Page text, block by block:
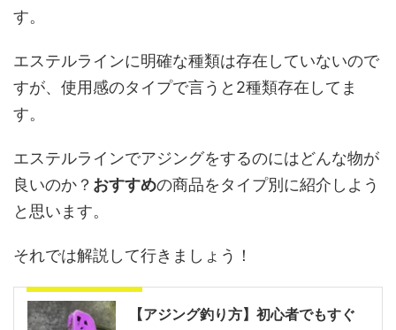
す。
エステルラインに明確な種類は存在していないので
すが、使用感のタイプで言うと2種類存在してま
す。
エステルラインでアジングをするのにはどんな物が
良いのか？ おすすめの商品をタイプ別に紹介しよう
と思います。
それでは解説して行きましょう！
【アジング釣り方】初心者でもすぐ